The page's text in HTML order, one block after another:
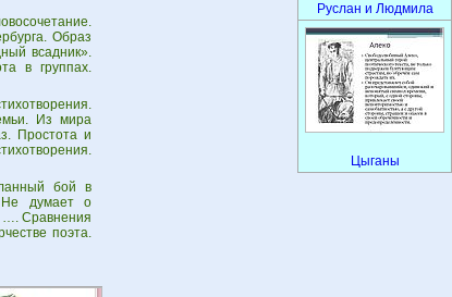
Образ
всадник».
в группах.
Из мира
Простота и
бой в
Не думает о
…. Сравнения
поэта.
Руслан и Людмила
Цыганы